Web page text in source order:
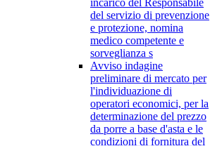
incarico del Responsabile
del servizio di prevenzione
e protezione, nomina
medico competente e
sorveglianza s
Avviso indagine
preliminare di mercato per
l'individuazione di
operatori economici, per la
determinazione del prezzo
da porre a base d'asta e le
condizioni di fornitura del